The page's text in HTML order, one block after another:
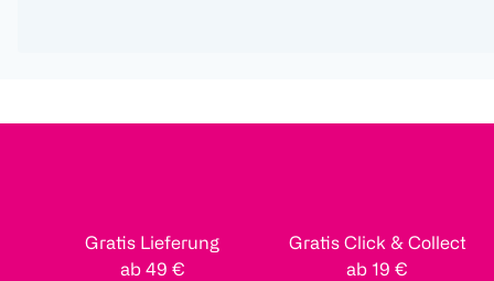
Gratis Lieferung
ab 49 €
Gratis Click & Collect
ab 19 €